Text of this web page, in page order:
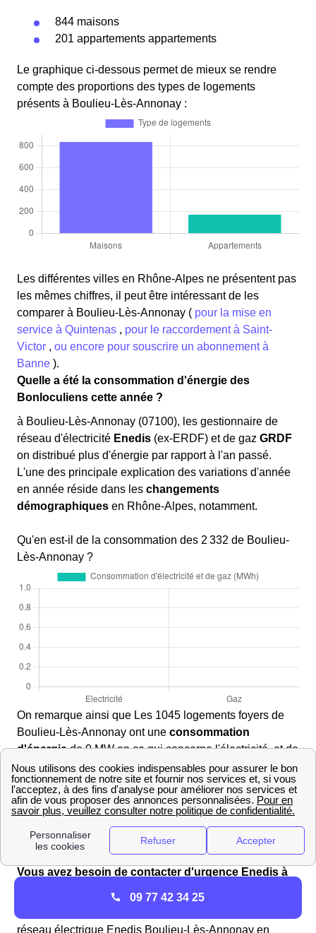
844 maisons
201 appartements appartements
Le graphique ci-dessous permet de mieux se rendre
compte des proportions des types de logements
présents à Boulieu-Lès-Annonay :
Les différentes villes en Rhône-Alpes ne présentent pas
les mêmes chiffres, il peut être intéressant de les
comparer à Boulieu-Lès-Annonay ( pour la mise en
service à Quintenas , pour le raccordement à Saint-
Victor , ou encore pour souscrire un abonnement à
Banne ).
Quelle a été la consommation d'énergie des
Bonloculiens cette année ?
à Boulieu-Lès-Annonay (07100), les gestionnaire de
réseau d'électricité Enedis (ex-ERDF) et de gaz GRDF
on distribué plus d'énergie par rapport à l'an passé.
L'une des principale explication des variations d'année
en année réside dans les changements
démographiques en Rhône-Alpes, notamment.
Qu'en est-il de la consommation des 2 332 de Boulieu-
Lès-Annonay ?
On remarque ainsi que Les 1045 logements foyers de
Boulieu-Lès-Annonay ont une consommation
d'énergiede 0 MW en ce qui concerne l'électricité, et de
0 MW pour le gaz. Ainsi, nous pouvons déterminer que
les habitants de Boulieu-Lès-Annonay présentent une
consommation d'énergie supérieure importante par
rapport à laconsommation moyennedes français.
Boulieu-Lès-Annonay : infos Gaz/Electricité
Vous avez besoin de contacter d'urgence Enedis à
réseau électrique Enedis Boulieu-Lès-Annonay en
09 77 42 34 25